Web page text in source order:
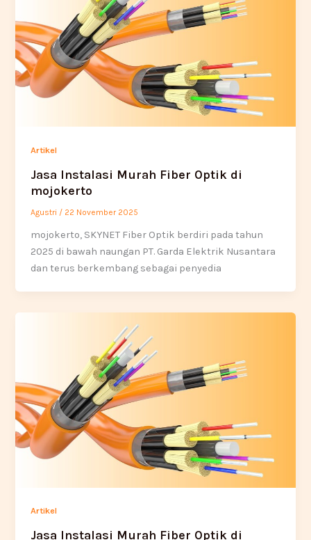
Artikel
Jasa Instalasi Murah Fiber Optik di
mojokerto
Agustri / 22 November 2025
mojokerto, SKYNET Fiber Optik berdiri pada tahun
2025 di bawah naungan PT. Garda Elektrik Nusantara
dan terus berkembang sebagai penyedia
Artikel
Jasa Instalasi Murah Fiber Optik di